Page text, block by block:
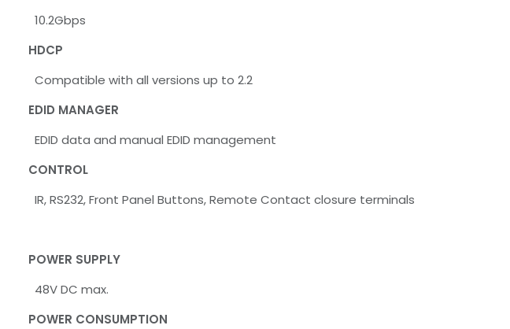
10.2Gbps
HDCP
Compatible with all versions up to 2.2
EDID MANAGER
EDID data and manual EDID management
CONTROL
IR, RS232, Front Panel Buttons, Remote Contact closure terminals
POWER SUPPLY
48V DC max.
POWER CONSUMPTION